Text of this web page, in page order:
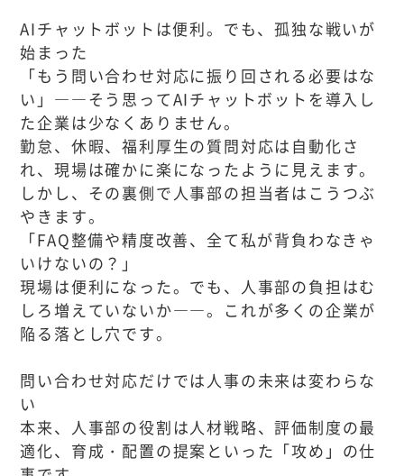
AIチャットボットは便利。でも、孤独な戦いが
始まった
「もう問い合わせ対応に振り回される必要はな
い」――そう思ってAIチャットボットを導入し
た企業は少なくありません。
勤怠、休暇、福利厚生の質問対応は自動化さ
れ、現場は確かに楽になったように見えます。
しかし、その裏側で人事部の担当者はこうつぶ
やきます。
「FAQ整備や精度改善、全て私が背負わなきゃ
いけないの？」
現場は便利になった。でも、人事部の負担はむ
しろ増えていないか――。これが多くの企業が
陥る落とし穴です。
問い合わせ対応だけでは人事の未来は変わらな
い
本来、人事部の役割は人材戦略、評価制度の最
適化、育成・配置の提案といった「攻め」の仕